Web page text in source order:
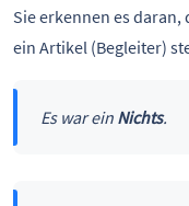
Sie erkennen es
ein Artikel (Begleiter)
Es war ein Nichts.